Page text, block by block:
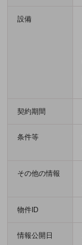
設備
契約期間
条件等
その他の情報
物件ID
情報公開日